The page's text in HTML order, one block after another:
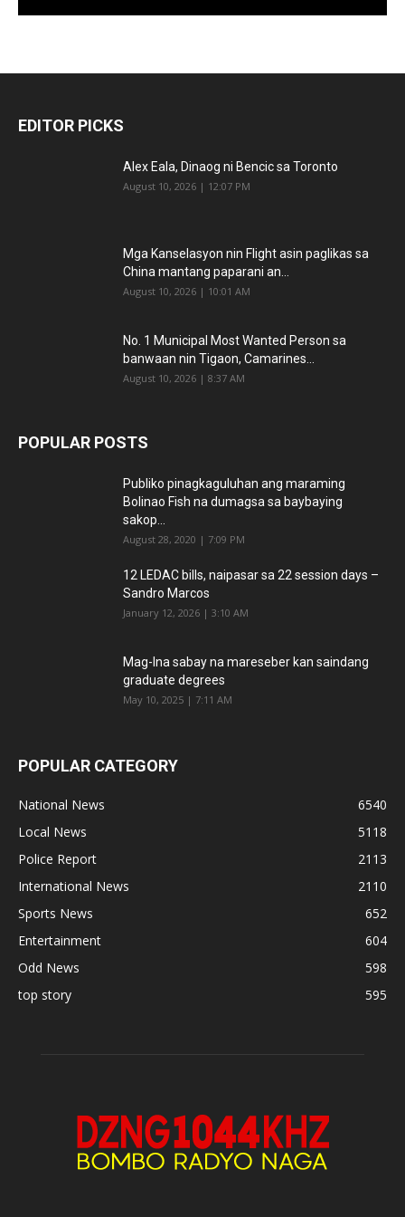
EDITOR PICKS
Alex Eala, Dinaog ni Bencic sa Toronto
August 10, 2026 | 12:07 PM
Mga Kanselasyon nin Flight asin paglikas sa
China mantang paparani an...
August 10, 2026 | 10:01 AM
No. 1 Municipal Most Wanted Person sa
banwaan nin Tigaon, Camarines...
August 10, 2026 | 8:37 AM
POPULAR POSTS
Publiko pinagkaguluhan ang maraming
Bolinao Fish na dumagsa sa baybaying
sakop...
August 28, 2020 | 7:09 PM
12 LEDAC bills, naipasar sa 22 session days –
Sandro Marcos
January 12, 2026 | 3:10 AM
Mag-Ina sabay na mareseber kan saindang
graduate degrees
May 10, 2025 | 7:11 AM
POPULAR CATEGORY
National News
6540
Local News
5118
Police Report
2113
International News
2110
Sports News
652
Entertainment
604
Odd News
598
top story
595